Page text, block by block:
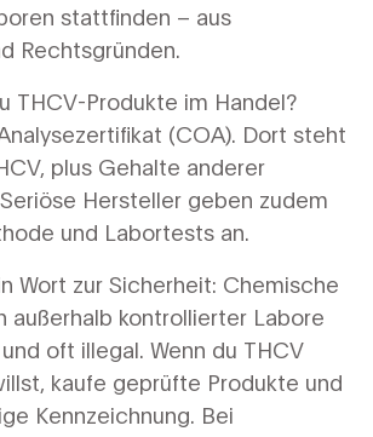
stattfinden – aus
Rechtsgründen.
THCV-Produkte im Handel?
(COA). Dort steht
plus Gehalte anderer
Hersteller geben zudem
und Labortests an.
Wort zur Sicherheit: Chemische
außerhalb kontrollierter Labore
oft illegal. Wenn du THCV
kaufe geprüfte Produkte und
Kennzeichnung. Bei